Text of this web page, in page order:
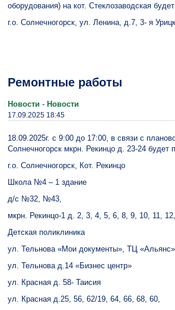
оборудования) на кот. Стеклозаводская
г.о. Солнечногорск, ул. Ленина, д.7, 3- я
Ремонтные работы
Новости - Новости
17.09.2025 18:45
18.09.2025г. с 9:00 до 17:00, в связи с
Солнечногорск мкрн. Рекинцо д. 23-24
г.о. Солнечногорск, Кот. Рекинцо
Школа №4 – 1 здание
д/с №32, №43,
мкрн. Рекинцо-1 д. 2, 3, 4, 5, 6, 8, 9, 10, 11,
Детская поликлиника
ул. Тельнова «Мои документы», ТЦ «Альянс»
ул. Тельнова д.14 «Бизнес центр»
ул. Красная д. 58- Таисия
ул. Красная д.25, 56, 62/19, 64, 66, 68, 60,